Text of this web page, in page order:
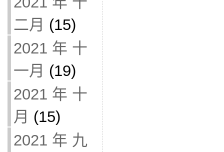
二月 (15)
2021 年 十
一月 (19)
2021 年 十
月 (15)
2021 年 九